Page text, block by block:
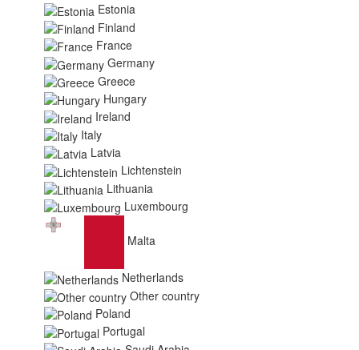
Estonia
Finland
France
Germany
Greece
Hungary
Ireland
Italy
Latvia
Lichtenstein
Lithuania
Luxembourg
Malta
Netherlands
Other country
Poland
Portugal